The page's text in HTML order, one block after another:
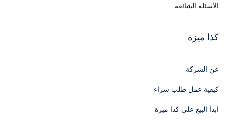
الأسئلة الشائعة
كذا ميزة
عن الشركة
كيفية عمل طلب شراء
ابدأ البيع علي كذا ميزة